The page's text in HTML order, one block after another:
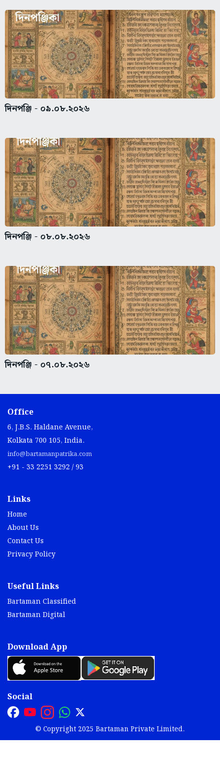
দিনপঞ্জি - ০৯.০৮.২০২৬
দিনপঞ্জি - ০৮.০৮.২০২৬
দিনপঞ্জি - ০৭.০৮.২০২৬
Office
6, J.B.S. Haldane Avenue,
Kolkata 700 105, India.
info@bartamanpatrika.com
+91 - 33 2251 3292 / 93
Links
Home
About Us
Contact Us
Privacy Policy
Useful Links
Bartaman Classified
Bartaman Digital
Download App
Social
© Copyright 2025 Bartaman Private Limited.